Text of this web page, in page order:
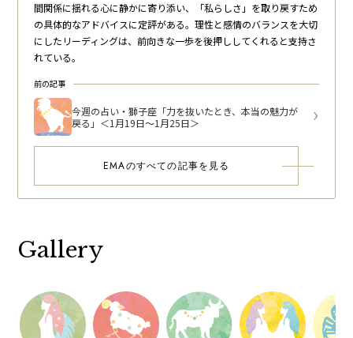
間関係に揺れる心に静かに寄り添い、「私らしさ」を取り戻すため
の具体的なアドバイスに定評がある。理性と感情のバランスを大切
にしたリーディングは、前向きな一歩を後押ししてくれると支持さ
れている。
前の記事
今週の占い・獅子座「力を抜いたとき、本当の魅力が
戻る」＜1月19日～1月25日＞
EMAのすべての記事を見る
Gallery